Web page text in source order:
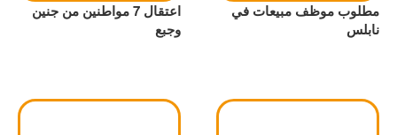
مطلوب موظف مبيعات في
نابلس
اعتقال 7 مواطنين من جنين
وجبع